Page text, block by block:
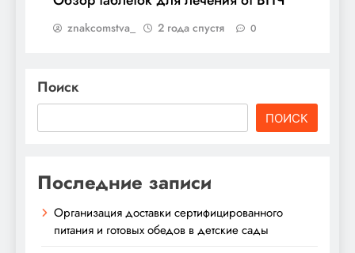
znakcomstva_ 2 года спустя 0
Поиск
ПОИСК
Последние записи
Организация доставки сертифицированного
питания и готовых обедов в детские сады